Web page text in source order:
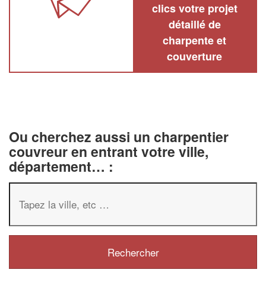
clics votre projet
détaillé de
charpente et
couverture
Ou cherchez aussi un charpentier
couvreur en entrant votre ville,
département… :